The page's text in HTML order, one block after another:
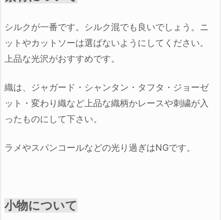
シルクが一番です。シルク混でも良いでしょう。 ニ
ットやカットソーは選ばないようにしてください。
上品な光沢がおすすめです。
織は、 ジャガード・シャンタン・ タフタ・ジョーゼ
ット・ 変わり織など 上品な織柄かレースや刺繍が入
ったものにして下さい。
ラメやスパンコールなどの光り過ぎはNGです。
小物について